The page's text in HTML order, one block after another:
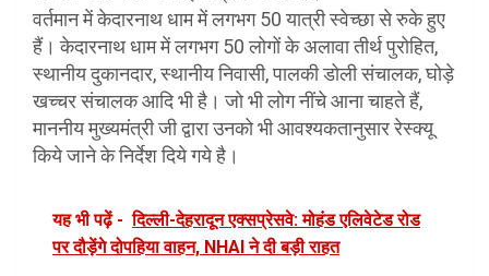
वर्तमान में केदारनाथ धाम में लगभग 50 यात्री स्वेच्छा से रुके हुए
हैं। केदारनाथ धाम में लगभग 50 लोगों के अलावा तीर्थ पुरोहित,
स्थानीय दुकानदार, स्थानीय निवासी, पालकी डोली संचालक, घोड़े
खच्चर संचालक आदि भी है। जो भी लोग नींचे आना चाहते हैं,
माननीय मुख्यमंत्री जी द्वारा उनको भी आवश्यकतानुसार रेस्क्यू
किये जाने के निर्देश दिये गये है।
यह भी पढ़ें - दिल्ली-देहरादून एक्सप्रेसवे: मोहंड एलिवेटेड रोड
पर दौड़ेंगे दोपहिया वाहन, NHAI ने दी बड़ी राहत